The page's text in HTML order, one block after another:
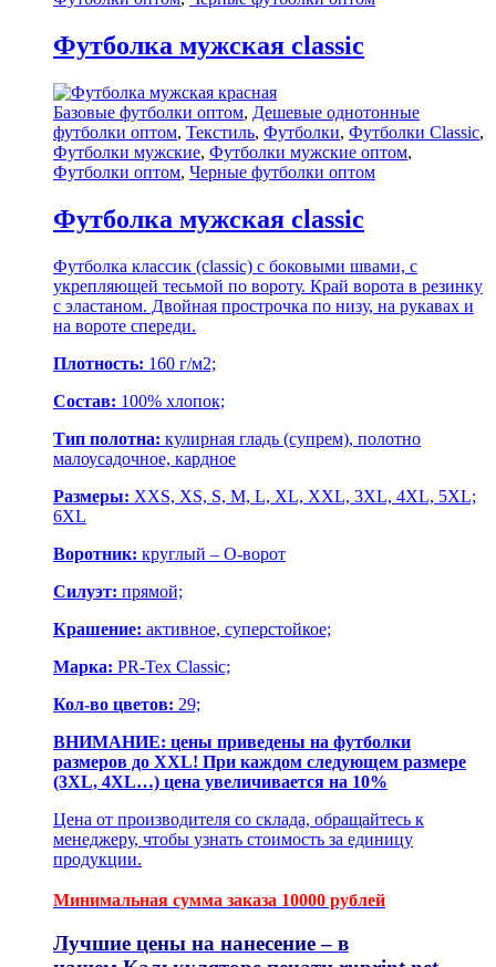
Футболка мужская classic
Базовые футболки оптом, Дешевые однотонные
футболки оптом, Текстиль, Футболки, Футболки Classic,
Футболки мужские, Футболки мужские оптом,
Футболки оптом, Черные футболки оптом
Футболка мужская classic
Футболка классик (classic) с боковыми швами, с
укрепляющей тесьмой по вороту. Край ворота в резинку
с эластаном. Двойная прострочка по низу, на рукавах и
на вороте спереди.
Плотность: 160 г/м2;
Состав: 100% хлопок;
Тип полотна: кулирная гладь (супрем), полотно
малоусадочное, кардное
Размеры: XXS, XS, S, M, L, XL, XXL, 3XL, 4XL, 5XL;
6XL
Воротник: круглый – О-ворот
Силуэт: прямой;
Крашение: активное, суперстойкое;
Марка: PR-Tex Classic;
Кол-во цветов: 29;
ВНИМАНИЕ: цены приведены на футболки
размеров до XXL! При каждом следующем размере
(3XL, 4XL…) цена увеличивается на 10%
Цена от производителя со склада, обращайтесь к
менеджеру, чтобы узнать стоимость за единицу
продукции.
Минимальная сумма заказа 10000 рублей
Лучшие цены на нанесение – в